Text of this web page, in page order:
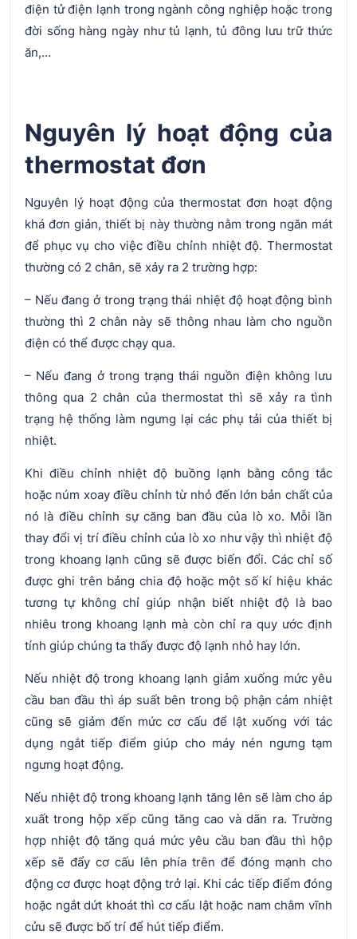
điện tử điện lạnh trong ngành công nghiệp hoặc trong
đời sống hàng ngày như tủ lạnh, tủ đông lưu trữ thức
ăn,…
Nguyên lý hoạt động của
thermostat đơn
Nguyên lý hoạt động của thermostat đơn hoạt động
khá đơn giản, thiết bị này thường nằm trong ngăn mát
để phục vụ cho việc điều chỉnh nhiệt độ. Thermostat
thường có 2 chân, sẽ xảy ra 2 trường hợp:
– Nếu đang ở trong trạng thái nhiệt độ hoạt động bình
thường thì 2 chân này sẽ thông nhau làm cho nguồn
điện có thể được chạy qua.
– Nếu đang ở trong trạng thái nguồn điện không lưu
thông qua 2 chân của thermostat thì sẽ xảy ra tình
trạng hệ thống làm ngưng lại các phụ tải của thiết bị
nhiệt.
Khi điều chỉnh nhiệt độ buồng lạnh bằng công tắc
hoặc núm xoay điều chỉnh từ nhỏ đến lớn bản chất của
nó là điều chỉnh sự căng ban đầu của lò xo. Mỗi lần
thay đổi vị trí điều chỉnh của lò xo như vậy thì nhiệt độ
trong khoang lạnh cũng sẽ được biến đổi. Các chỉ số
được ghi trên bảng chia độ hoặc một số kí hiệu khác
tương tự không chỉ giúp nhận biết nhiệt độ là bao
nhiêu trong khoang lạnh mà còn chỉ ra quy ước định
tính giúp chúng ta thấy được độ lạnh nhỏ hay lớn.
Nếu nhiệt độ trong khoang lạnh giảm xuống mức yêu
cầu ban đầu thì áp suất bên trong bộ phận cảm nhiệt
cũng sẽ giảm đến mức cơ cấu để lật xuống với tác
dụng ngắt tiếp điểm giúp cho máy nén ngưng tạm
ngưng hoạt động.
Nếu nhiệt độ trong khoang lạnh tăng lên sẽ làm cho áp
xuất trong hộp xếp cũng tăng cao và dãn ra. Trường
hợp nhiệt độ tăng quá mức yêu cầu ban đầu thì hộp
xếp sẽ đẩy cơ cấu lên phía trên để đóng mạnh cho
động cơ được hoạt động trở lại. Khi các tiếp điểm đóng
hoặc ngắt dứt khoát thì cơ cấu lật hoặc nam châm vĩnh
cửu sẽ được bố trí để hút tiếp điểm.